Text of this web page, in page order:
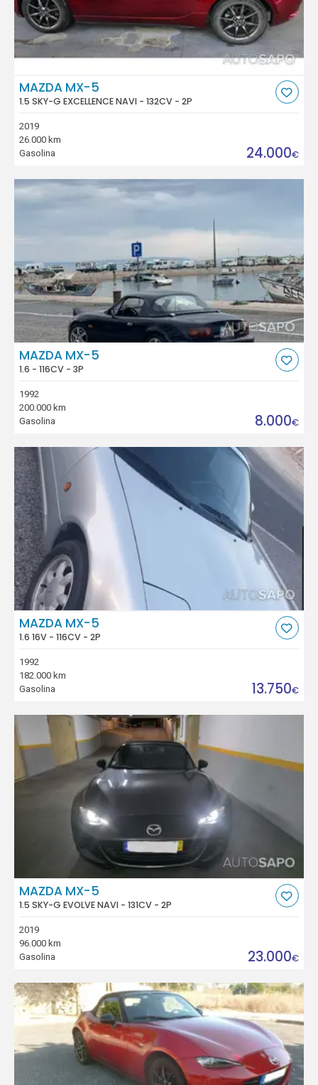
MAZDA MX-5
1.5 SKY-G EXCELLENCE NAVI - 132CV - 2P
2019
26.000 km
Gasolina
24.000€
MAZDA MX-5
1.6 - 116CV - 3P
1992
200.000 km
Gasolina
8.000€
MAZDA MX-5
1.6 16V - 116CV - 2P
1992
182.000 km
Gasolina
13.750€
MAZDA MX-5
1.5 SKY-G EVOLVE NAVI - 131CV - 2P
2019
96.000 km
Gasolina
23.000€